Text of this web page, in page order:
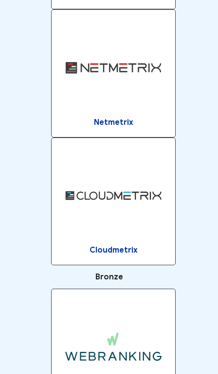
Netmetrix
Cloudmetrix
Bronze